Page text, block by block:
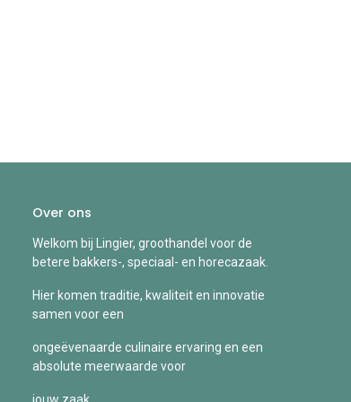
Over ons
Welkom bij Lingier, groothandel voor de
betere bakkers-, speciaal- en horecazaak.
Hier komen traditie, kwaliteit en innovatie
samen voor een
ongeëvenaarde culinaire ervaring en een
absolute meerwaarde voor